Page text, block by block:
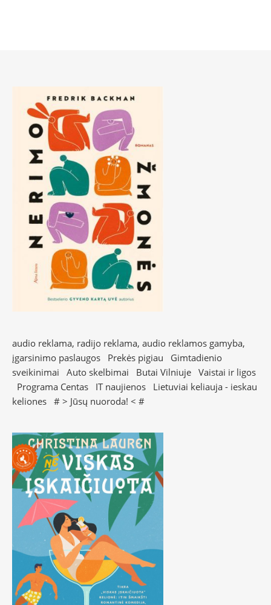
audio reklama, radijo reklama, audio reklamos gamyba,
įgarsinimo paslaugos
Prekės pigiau
Gimtadienio
sveikinimai
Auto skelbimai Butai Vilniuje Vaistai ir ligos
Programa Centas
IT naujienos
Lietuviai keliauja - ieskau
keliones # > Jūsų nuoroda! < #